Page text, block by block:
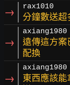
→ rax1010
分鐘數送超
→
axiang1980
遠傳這方案
配換
→
axiang1980
東西應該能